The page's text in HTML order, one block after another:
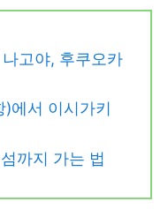
고야, 후쿠오카
)에서 이시가키
까지 가는 법